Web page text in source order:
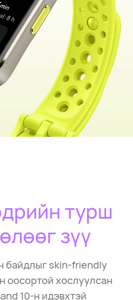
турш
зүү
байдлыг skin-friendly
оосортой хослуулсан
10-н идэвхтэй